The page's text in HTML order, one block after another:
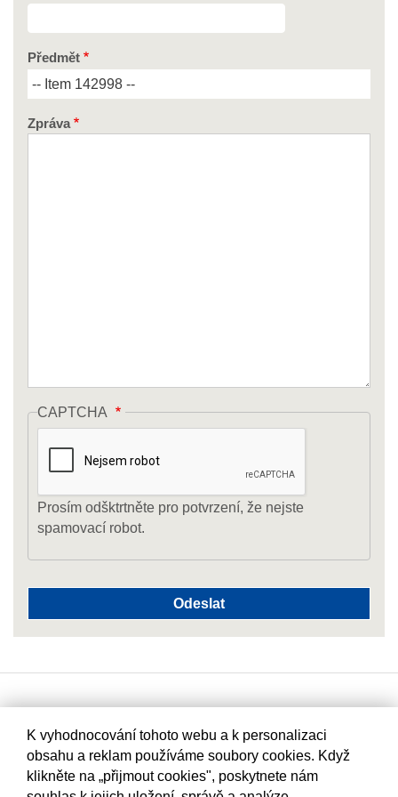
Předmět
Zpráva
CAPTCHA
Prosím odšktrtněte pro potvrzení, že nejste
spamovací robot.
K vyhodnocování tohoto webu a k personalizaci
obsahu a reklam používáme soubory cookies. Když
klikněte na „přijmout cookies", poskytnete nám